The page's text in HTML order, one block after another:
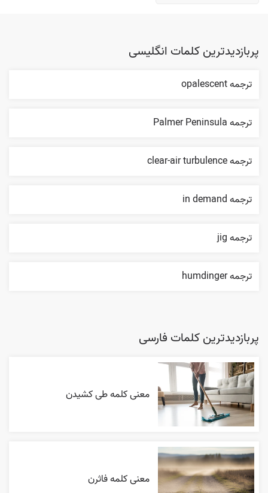
پربازدیدترین کلمات انگلیسی
ترجمه opalescent
ترجمه Palmer Peninsula
ترجمه clear-air turbulence
ترجمه in demand
ترجمه jig
ترجمه humdinger
پربازدیدترین کلمات فارسی
معنی کلمه طی کشیدن
معنی کلمه فاثرن